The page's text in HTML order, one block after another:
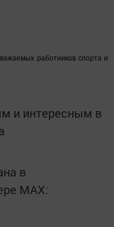
работников спорта и
и интересным в
в
MАХ: